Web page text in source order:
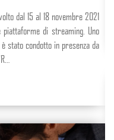
dal 15 al 18 novembre 2021
di streaming. Uno
stato condotto in presenza da